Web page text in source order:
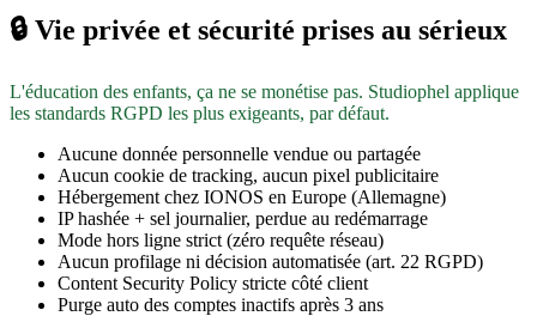
🔒 Vie privée et sécurité prises au sérieux
L'éducation des enfants, ça ne se monétise pas. Studiophel applique
les standards RGPD les plus exigeants, par défaut.
Aucune donnée personnelle vendue ou partagée
Aucun cookie de tracking, aucun pixel publicitaire
Hébergement chez IONOS en Europe (Allemagne)
IP hashée + sel journalier, perdue au redémarrage
Mode hors ligne strict (zéro requête réseau)
Aucun profilage ni décision automatisée (art. 22 RGPD)
Content Security Policy stricte côté client
Purge auto des comptes inactifs après 3 ans